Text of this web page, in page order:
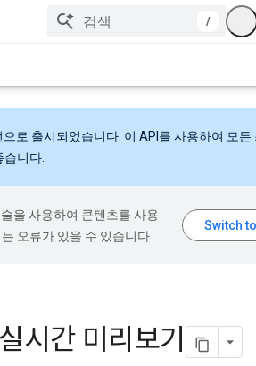
/
으로 출시되었습니다. 이 API를 사용하여 모든
니다.
을 사용하여 콘텐츠를 사용
오류가 있을 수 있습니다.
시간 미리보기